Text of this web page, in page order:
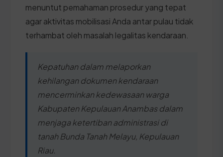
menuntut pemahaman prosedur yang tepat
agar aktivitas mobilisasi Anda antar pulau tidak
terhambat oleh masalah legalitas kendaraan.
Kepatuhan dalam melaporkan
kehilangan dokumen kendaraan
mencerminkan kedewasaan warga
Kabupaten Kepulauan Anambas dalam
menjaga ketertiban administrasi di
tanah Bunda Tanah Melayu, Kepulauan
Riau.